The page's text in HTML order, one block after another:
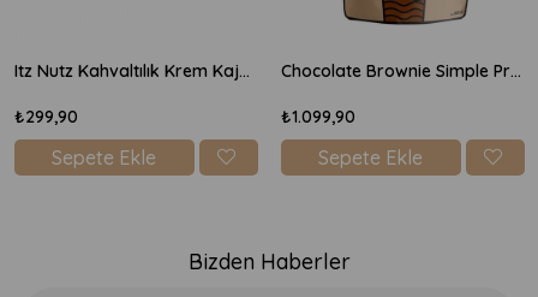
Itz Nutz Kahvaltılık Krem Kaju Peyniri 170gr
₺299,90
Sepete Ekle
Chocolate Brownie Simple Protein Mix 600gr
₺1.099,90
Sepete Ekle
Bizden Haberler